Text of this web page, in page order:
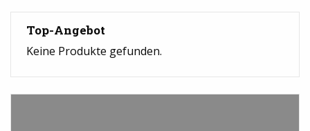
Top-Angebot
Keine Produkte gefunden.